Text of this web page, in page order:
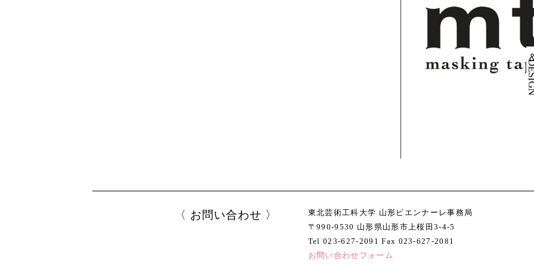
お問い合わせ
東北芸術工科大学 山形ビエンナーレ事務局
〒990-9530 山形県山形市上桜田3-4-5
Tel 023-627-2091 Fax 023-627-2081
お問い合わせフォーム